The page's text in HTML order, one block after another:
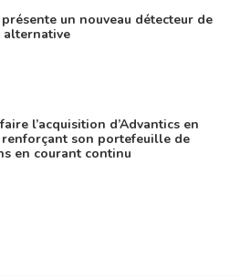
un nouveau détecteur de
l’acquisition d’Advantics en
renforçant son portefeuille de
en courant continu